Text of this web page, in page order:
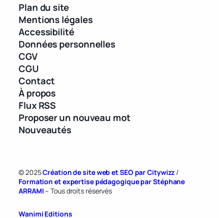
Plan du site
Mentions légales
Accessibilité
Données personnelles
CGV
CGU
Contact
À propos
Flux RSS
Proposer un nouveau mot
Nouveautés
© 2025Création de site web et SEO par Citywizz /
Formation et expertise pédagogique par Stéphane
ARRAMI– Tous droits réservés
Wanimi Editions